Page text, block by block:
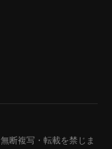
無断複写・転載を禁じま